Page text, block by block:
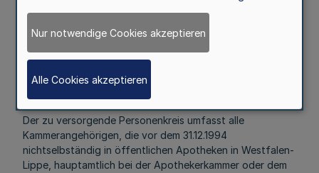
Apothekerkammer Westfalen-Lippe sinngemäß.
Versorgungsberechtigter Personenkreis
Der zu versorgende Personenkreis umfasst alle
Kammerangehörigen, die vor dem 31.12.1994
nichtselbständig in öffentlichen Apotheken in Westfalen-
Lippe, hauptamtlich bei der Apothekerkammer oder dem
Nur notwendige Cookies akzeptieren
Alle Cookies akzeptieren